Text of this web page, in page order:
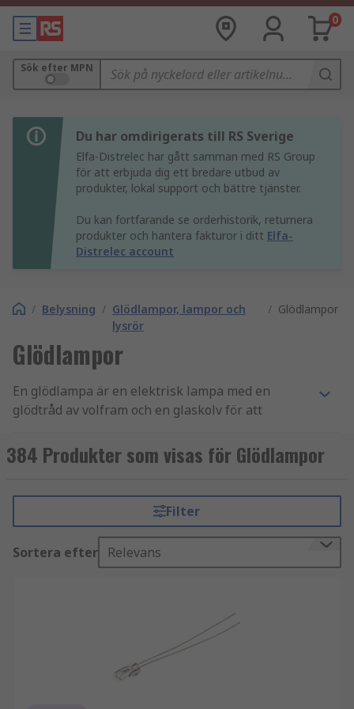
0
Sök efter MPN
Du har omdirigerats till RS Sverige
Elfa-Distrelec har gått samman med RS Group
för att erbjuda dig ett bredare utbud av
produkter, lokal support och bättre tjänster.
Du kan fortfarande se orderhistorik, returnera
produkter och hantera fakturor i ditt Elfa-
Distrelec account
/ Belysning / Glödlampor, lampor och
lysrör
/ Glödlampor
Glödlampor
En glödlampa är en elektrisk lampa med en
glödtråd av volfram och en glaskolv för att
lampans livslängd.
Hos RS omfattar vårt breda sortiment lampor
som är lämpliga för vardagliga hushålls- och
Electric, Orbitec, Osram, VCC, Schneider Electric,
Philips och vårt eget RS PRO.
Glödtrådsindikatorlampor
384 Produkter som visas för Glödlampor
Filter
Sortera efter Relevans